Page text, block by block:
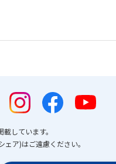
しています。
ア)はご遠慮ください。